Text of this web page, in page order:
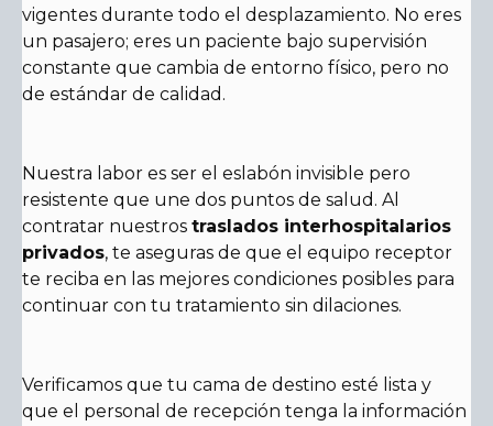
vigentes durante todo el desplazamiento. No eres
un pasajero; eres un paciente bajo supervisión
constante que cambia de entorno físico, pero no
de estándar de calidad.
Nuestra labor es ser el eslabón invisible pero
resistente que une dos puntos de salud. Al
contratar nuestros traslados interhospitalarios
privados, te aseguras de que el equipo receptor
te reciba en las mejores condiciones posibles para
continuar con tu tratamiento sin dilaciones.
Verificamos que tu cama de destino esté lista y
que el personal de recepción tenga la información